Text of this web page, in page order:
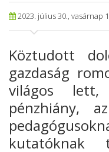
2023. július 30., vasárnap
Köztudott
gazdaság
világos
pénzhiány,
kutatóknak